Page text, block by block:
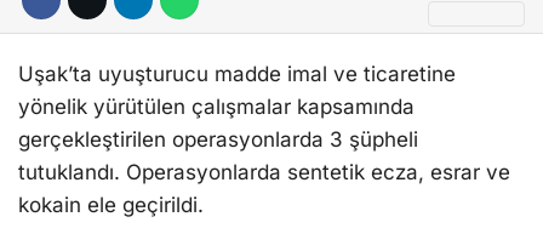
Uşak’ta uyuşturucu madde imal ve ticaretine
yönelik yürütülen çalışmalar kapsamında
gerçekleştirilen operasyonlarda 3 şüpheli
tutuklandı. Operasyonlarda sentetik ecza, esrar ve
kokain ele geçirildi.